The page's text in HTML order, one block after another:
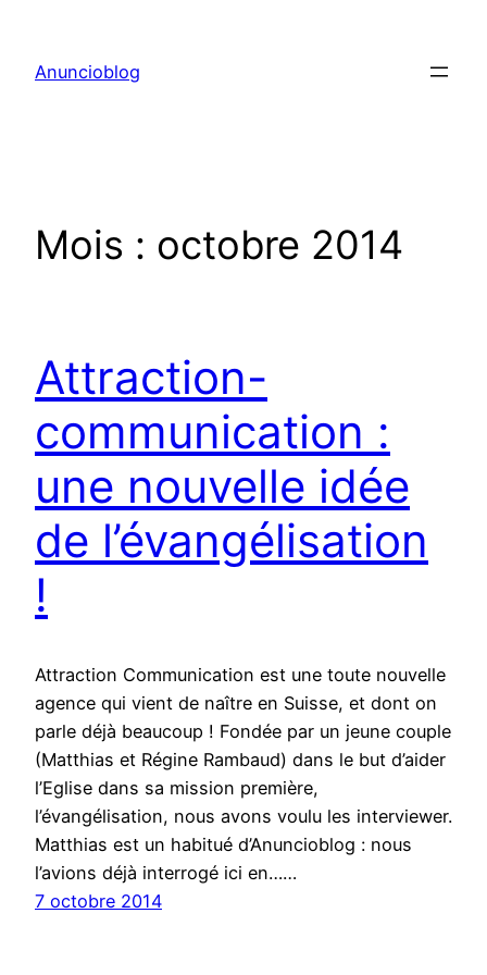
contenu
Anuncioblog
Mois : octobre 2014
Attraction-
communication :
une nouvelle idée
de l’évangélisation
!
Attraction Communication est une toute nouvelle
agence qui vient de naître en Suisse, et dont on
parle déjà beaucoup ! Fondée par un jeune couple
(Matthias et Régine Rambaud) dans le but d’aider
l’Eglise dans sa mission première,
l’évangélisation, nous avons voulu les interviewer.
Matthias est un habitué d’Anuncioblog : nous
l’avions déjà interrogé ici en……
7 octobre 2014